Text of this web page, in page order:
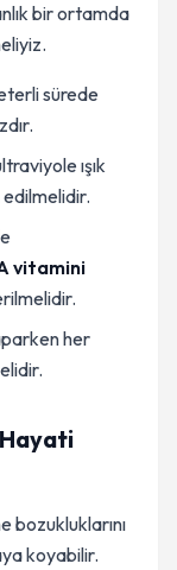
bir ortamda
sürede
ışık
vitamini
her
bozukluklarını
koyabilir.